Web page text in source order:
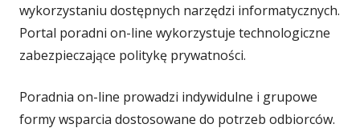
wykorzystaniu dostępnych narzędzi informatycznych.
Portal poradni on-line wykorzystuje technologiczne
zabezpieczające politykę prywatności.
Poradnia on-line prowadzi indywidulne i grupowe
formy wsparcia dostosowane do potrzeb odbiorców.